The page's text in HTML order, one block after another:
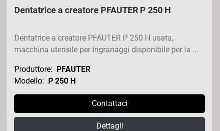
Dentatrice a creatore PFAUTER P 250 H
Dentatrice a creatore PFAUTER P 250 H usata,
macchina utensile per ingranaggi disponibile per la ...
Produttore: PFAUTER
Modello: P 250 H
Contattaci
Dettagli